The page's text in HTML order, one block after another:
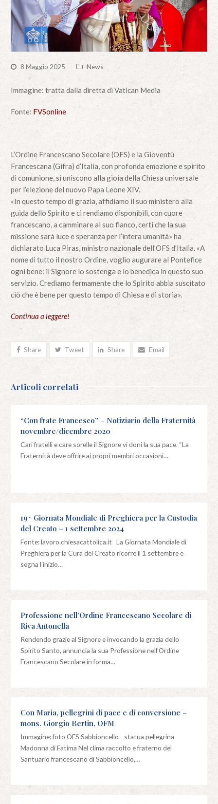
8 Maggio 2025 News
Immagine: tratta dalla diretta di Vatican Media
Fonte: FVSonline
L’Ordine Francescano Secolare (OFS) e la Gioventù
Francescana (Gifra) d’Italia, con profonda emozione e spirito
di comunione, si uniscono alla gioia della Chiesa universale
per l’elezione del nuovo Papa Leone XIV.
«In questo tempo di grazia, affidiamo il suo ministero alla
guida dello Spirito e ci rendiamo disponibili, con cuore
francescano, a camminare al suo fianco, certi che la sua
missione sarà luce e speranza per l’intera umanità» ha
dichiarato Luca Piras, ministro nazionale dell’OFS d’Italia. «A
nome di tutto il nostro Ordine, voglio augurare al Pontefice
ogni bene: il Signore lo sostenga e lo benedica in questo suo
servizio. Crediamo fermamente che lo Spirito abbia suscitato
ciò che è bene per questo tempo di Chiesa e di storia».
Continua a leggere!
Share Tweet Share Email
Articoli correlati
“Con frate Francesco” – Notiziario della Fraternità
novembre/dicembre 2020
Cari fratelli e care sorelle il Signore vi doni la sua pace. “La
Fraternità deve offrire ai propri membri occasioni…
19^ Giornata Mondiale di Preghiera per la Custodia
del Creato – 1 settembre 2024
Fonte: lavoro.chiesacattolica.it La Giornata Mondiale di
Preghiera per la Cura del Creato ricorre il 1 settembre e
segna l’inizio…
Professione nell’Ordine Francescano Secolare di
Riva Antonella
Rendendo grazie al Signore e invocando la grazia dello
Spirito Santo, annuncia la sua Professione nell’Ordine
Francescano Secolare in forma…
Con Maria, pellegrini di pace e di conversione –
mons. Giorgio Bertin, OFM
Immagine: foto OFS Sabbioncello - statua pellegrina
Madonna di Fatima Nel clima raccolto e fraterno del
Santuario francescano di Sabbioncello,…